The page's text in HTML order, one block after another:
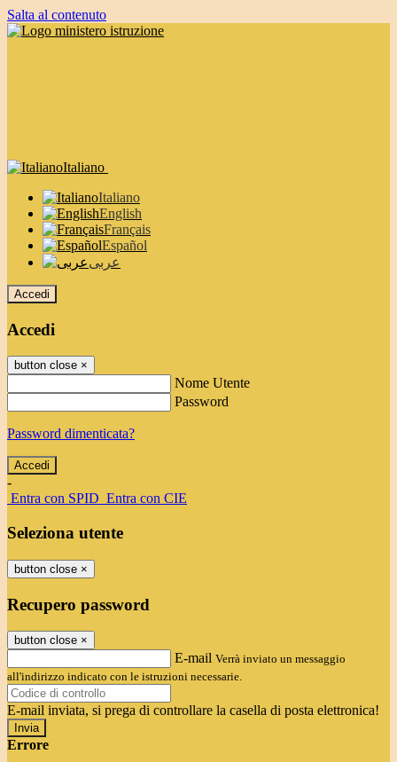
Salta al contenuto
Italiano
Italiano
English
Français
Español
عربى
Accedi
Accedi
button close ×
Nome Utente
Password
Password dimenticata?
-
Entra con SPID Entra con CIE
Seleziona utente
button close ×
Recupero password
button close ×
E-mail Verrà inviato un messaggio
all'indirizzo indicato con le istruzioni necessarie.
E-mail inviata, si prega di controllare la casella di posta elettronica!
Errore